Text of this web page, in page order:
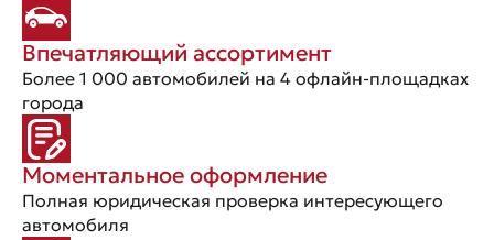
Впечатляющий ассортимент
Более 1 000 автомобилей на 4 офлайн-площадках
города
Моментальное оформление
Полная юридическая проверка интересующего
автомобиля